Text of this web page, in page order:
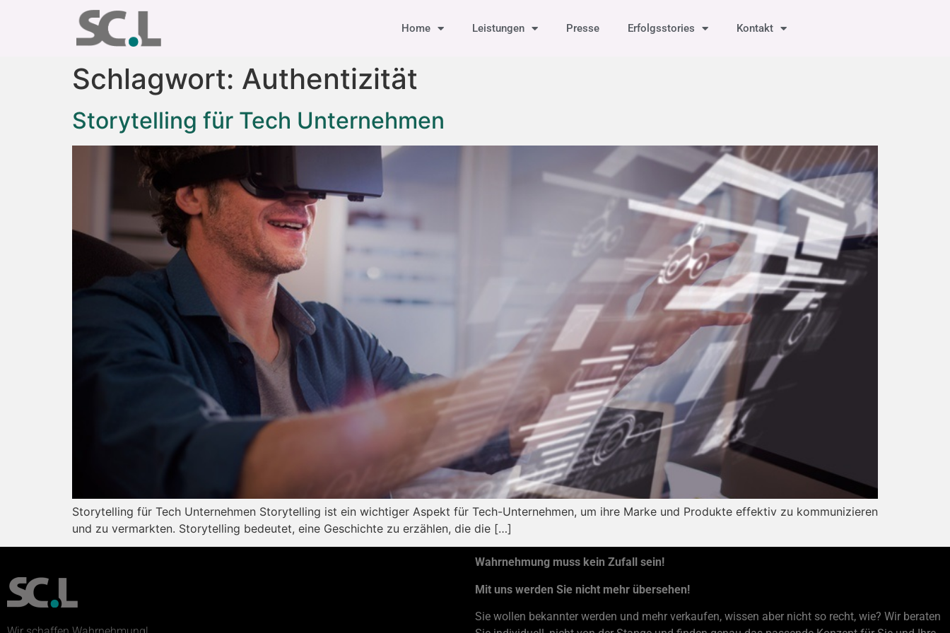
Home Leistungen Presse Erfolgsstories Kontakt
Schlagwort: Authentizität
Storytelling für Tech Unternehmen
Storytelling für Tech Unternehmen Storytelling ist ein wichtiger Aspekt für Tech-Unternehmen, um ihre Marke und Produkte effektiv zu kommunizieren
und zu vermarkten. Storytelling bedeutet, eine Geschichte zu erzählen, die die […]
Wahrnehmung muss kein Zufall sein!
Mit uns werden Sie nicht mehr übersehen!
Sie wollen bekannter werden und mehr verkaufen, wissen aber nicht so recht, wie? Wir beraten